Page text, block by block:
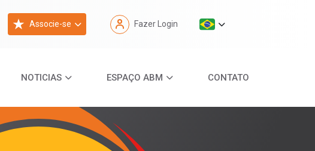
Associe-se Fazer Login
NOTICIAS ESPAÇO ABM CONTATO